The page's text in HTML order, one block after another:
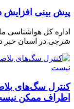
پیش بینی افزایش
اداره کل هواشناسی
شرجی در استان خبر
کنترل سگ‌های
اطراف ممکن